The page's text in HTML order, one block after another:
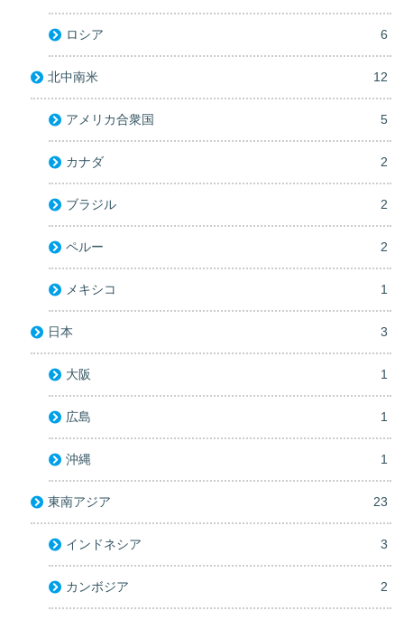
ロシア 6
北中南米 12
アメリカ合衆国 5
カナダ 2
ブラジル 2
ペルー 2
メキシコ 1
日本 3
大阪 1
広島 1
沖縄 1
東南アジア 23
インドネシア 3
カンボジア 2